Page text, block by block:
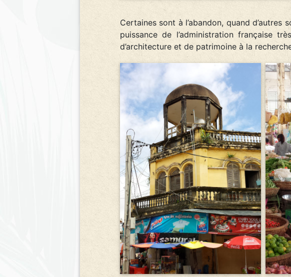
Certaines sont à l’abandon, quand
puissance de l’administration française
d’architecture et de patrimoine à la